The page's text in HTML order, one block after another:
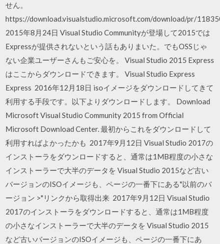
せん。
https://download.visualstudio.microsoft.com/download/pr/
2015年8月24日 Visual Studio Communityが登場して2015では
Expressが提供されないという話もありまいた。でもOSSじゃ
ない企業ユーザーさんもご安心を。 Visual Studio 2015 Express
はここからダウンロードできます。 Visual Studio Express
Express 2016年12月18日 isoイメージをダウンロードしてきて
利用する手段です。以下よりダウンロードします。 Download
Microsoft Visual Studio Community 2015 from Official
Microsoft Download Center. 最初からこれをダウンロードして
利用すればよかったかも 2017年9月12日 Visual Studio 2017の
インストーラをダウンロードすると、通常は1MB程度の小さな
インストーラーで大半のデータを Visual Studio 2015など古い
バージョンのISOイメージも、ページの一番下にある"以前のバ
ージョン >"リンクから取得出来 2017年9月12日 Visual Studio
2017のインストーラをダウンロードすると、通常は1MB程度
の小さなインストーラーで大半のデータを Visual Studio 2015
など古いバージョンのISOイメージも、ページの一番下にあ